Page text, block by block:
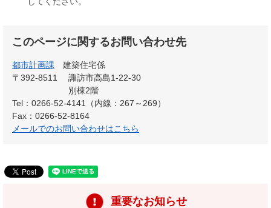
このページに関するお問い合わせ先
都市計画課
建築住宅係
〒392-8511
諏訪市高島1-22-30
別棟2階
Tel：0266-52-4141（内線：267～269）
Fax：0266-52-8164
メールでのお問い合わせはこちら
重要なお知らせ